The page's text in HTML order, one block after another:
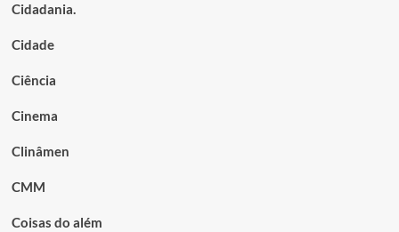
Cidadania.
Cidade
Ciência
Cinema
Clinâmen
CMM
Coisas do além